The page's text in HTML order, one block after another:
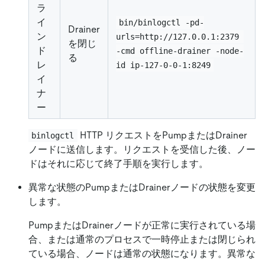
ラ
イ
ン
ド
レ
イ
ナ
ー
Drainer
を閉じ
る
bin/binlogctl -pd-
urls=http://127.0.0.1:2379
-cmd offline-drainer -node-
id ip-127-0-0-1:8249
binlogctl
HTTP リクエストをPumpまたはDrainer
ノードに送信します。リクエストを受信した後、ノー
ドはそれに応じて終了手順を実行します。
異常な状態のPumpまたはDrainerノードの状態を変更
します。
PumpまたはDrainerノードが正常に実行されている場
合、または通常のプロセスで一時停止または閉じられ
ている場合、ノードは通常の状態になります。異常な